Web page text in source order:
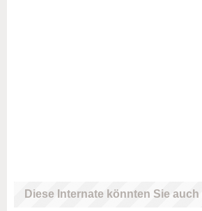
Diese Internate könnten Sie